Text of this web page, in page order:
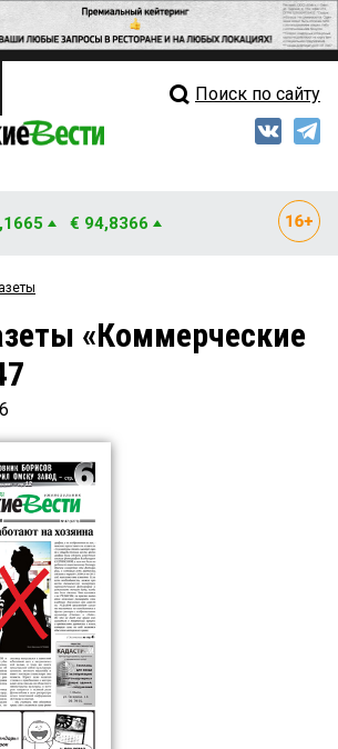
Свежий выпуск
Рейтинги
Поиск по сайту
€ 94,8366
«Коммерческие